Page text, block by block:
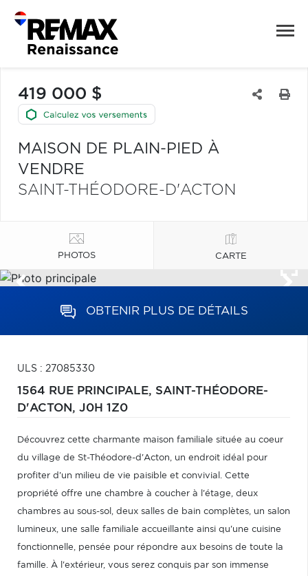
419 000 $
MAISON DE PLAIN-PIED À
VENDRE
SAINT-THÉODORE-D'ACTON
PHOTOS CARTE
OBTENIR PLUS DE DÉTAILS
ULS : 27085330
1564 RUE PRINCIPALE, SAINT-THÉODORE-
D'ACTON, J0H 1Z0
Découvrez cette charmante maison familiale située au coeur
du village de St-Théodore-d'Acton, un endroit idéal pour
profiter d'un milieu de vie paisible et convivial. Cette
propriété offre une chambre à coucher à l'étage, deux
chambres au sous-sol, deux salles de bain complètes, un salon
lumineux, une salle familiale accueillante ainsi qu'une cuisine
fonctionnelle, pensée pour répondre aux besoins de toute la
famille. À l'extérieur, vous serez conquis par son immense